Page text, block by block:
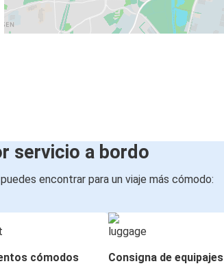
servicio a bordo
encontrar para un viaje más cómodo:
cómodos Consigna de equipajes